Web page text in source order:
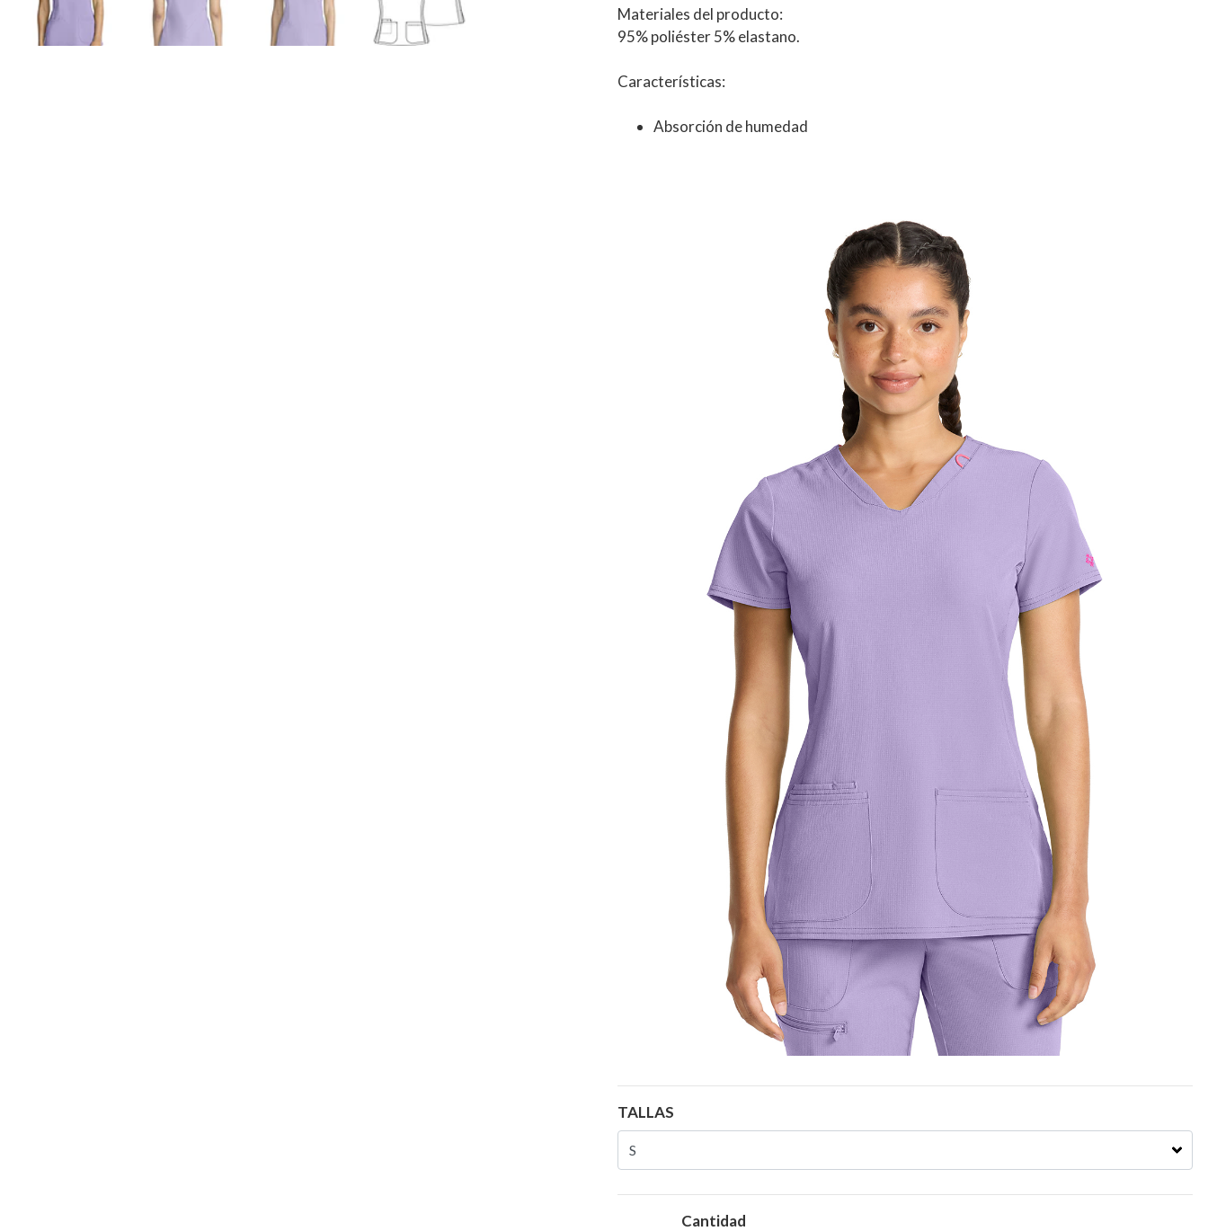
Materiales del producto:
95% poliéster 5% elastano.
Características:
Absorción de humedad
TALLAS
Cantidad